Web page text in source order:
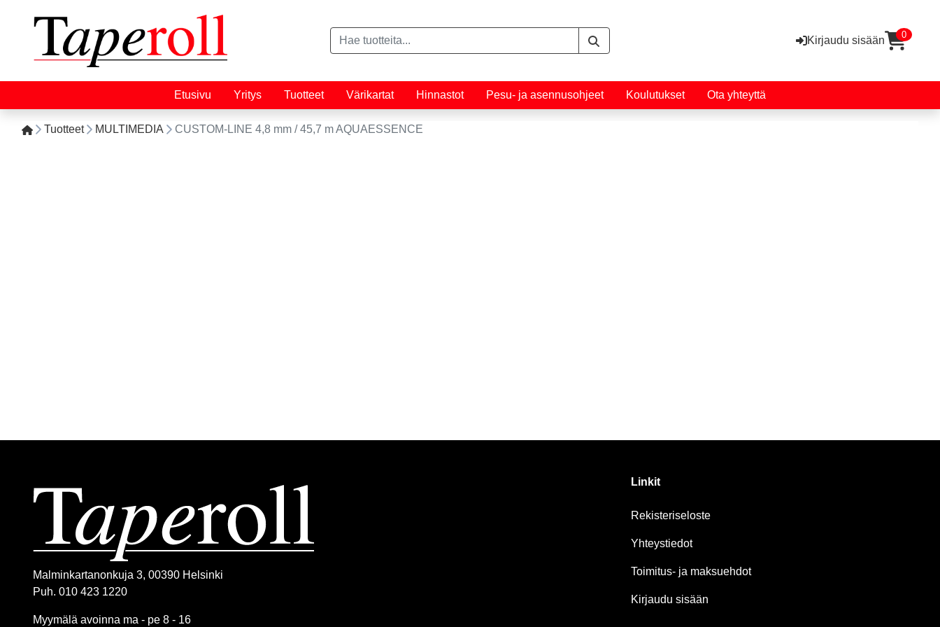
Kirjaudu sisään 0
Etusivu Yritys Tuotteet Värikartat Hinnastot Pesu- ja asennusohjeet Koulutukset Ota yhteyttä
Tuotteet MULTIMEDIA CUSTOM-LINE 4,8 mm / 45,7 m AQUAESSENCE
Malminkartanonkuja 3, 00390 Helsinki
Puh. 010 423 1220
Myymälä avoinna ma - pe 8 - 16
Linkit
Rekisteriseloste
Yhteystiedot
Toimitus- ja maksuehdot
Kirjaudu sisään